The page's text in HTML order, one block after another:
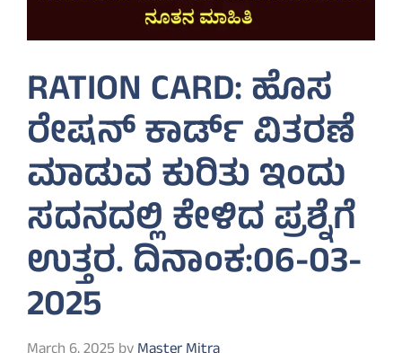
RATION CARD: ಹೊಸ
ರೇಷನ್ ಕಾರ್ಡ್ ವಿತರಣೆ
ಮಾಡುವ ಕುರಿತು ಇಂದು
ಸದನದಲ್ಲಿ ಕೇಳಿದ ಪ್ರಶ್ನೆಗೆ
ಉತ್ತರ. ದಿನಾಂಕ:06-03-
2025